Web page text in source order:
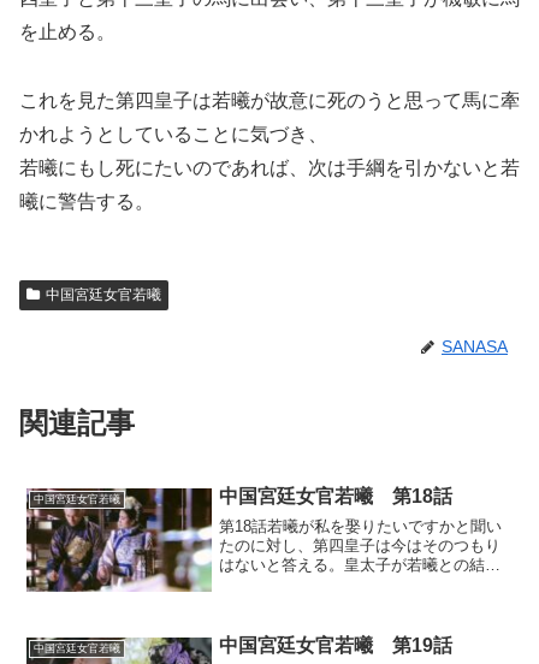
を止める。
これを見た第四皇子は若曦が故意に死のうと思って馬に牽
かれようとしていることに気づき、
若曦にもし死にたいのであれば、次は手綱を引かないと若
曦に警告する。
中国宮廷女官若曦
SANASA
関連記事
中国宮廷女官若曦 中国宮廷女官若曦 第18話
第18話若曦が私を娶りたいですかと聞い
たのに対し、第四皇子は今はそのつもり
はないと答える。皇太子が若曦との結婚
う。暗に時期がくれば娶...
中国宮廷女官若曦 中国宮廷女官若曦 第19話